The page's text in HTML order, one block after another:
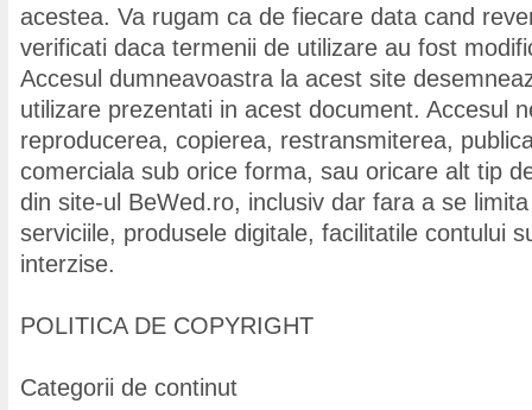
acestea. Va rugam ca de fiecare data cand
verificati daca termenii de utilizare au fost
Accesul dumneavoastra la acest site
utilizare prezentati in acest document. Accesul
reproducerea, copierea, restransmiterea,
comerciala sub orice forma, sau oricare alt tip
din site-ul BeWed.ro, inclusiv dar fara a se
serviciile, produsele digitale, facilitatile contului
interzise.
POLITICA DE COPYRIGHT
Categorii de continut